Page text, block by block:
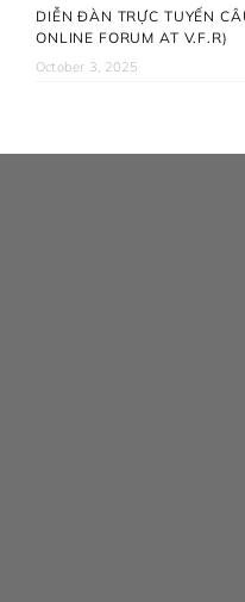
DIỄN ĐÀN TRỰC TUYẾN
ONLINE FORUM AT V.F.R)
October 3, 2025